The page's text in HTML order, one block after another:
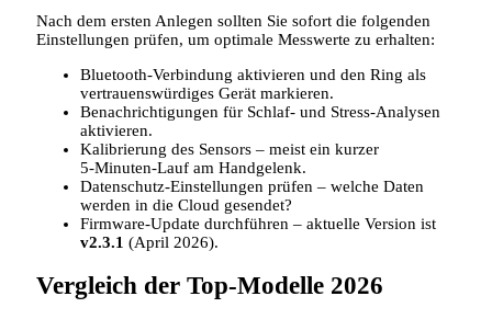
Nach dem ersten Anlegen sollten Sie sofort die folgenden
Einstellungen prüfen, um optimale Messwerte zu erhalten:
Bluetooth‑Verbindung aktivieren und den Ring als
vertrauenswürdiges Gerät markieren.
Benachrichtigungen für Schlaf‑ und Stress‑Analysen
aktivieren.
Kalibrierung des Sensors – meist ein kurzer
5‑Minuten‑Lauf am Handgelenk.
Datenschutz‑Einstellungen prüfen – welche Daten
werden in die Cloud gesendet?
Firmware‑Update durchführen – aktuelle Version ist
v2.3.1 (April 2026).
Vergleich der Top‑Modelle 2026